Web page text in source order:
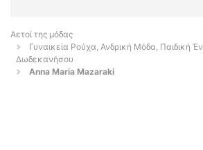
Αετοί της μόδας
Γυναικεία Ρούχα, Ανδρική Μόδα, Παιδική
Δωδεκανήσου
Anna Maria Mazaraki